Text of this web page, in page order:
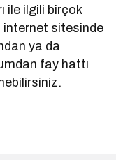
ile ilgili birçok
internet sitesinde
ya da
fay hattı